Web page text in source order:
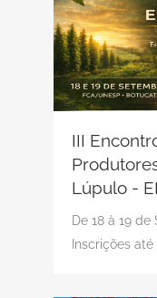
III
Lúpulo -
De 18 à 19
Inscrições até